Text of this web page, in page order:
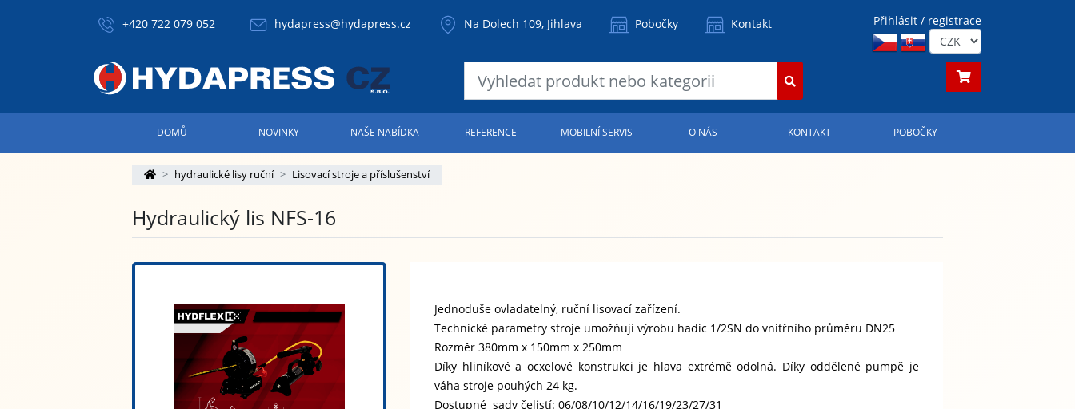
+420 722 079 052 hydapress@hydapress.cz Na Dolech 109, Jihlava Pobočky Kontakt Přihlásit / registrace
DOMŮ NOVINKY NAŠE NABÍDKA REFERENCE MOBILNÍ SERVIS O NÁS KONTAKT POBOČKY
hydraulické lisy ruční Lisovací stroje a příslušenství
Hydraulický lis NFS-16
Jednoduše ovladatelný, ruční lisovací zařízení.
Technické parametry stroje umožňují výrobu hadic 1/2SN do vnitřního průměru DN25
Rozměr 380mm x 150mm x 250mm
Díky hliníkové a ocxelové konstrukci je hlava extrémě odolná. Díky oddělené pumpě je
váha stroje pouhých 24 kg.
Dostupné sady čelistí: 06/08/10/12/14/16/19/23/27/31